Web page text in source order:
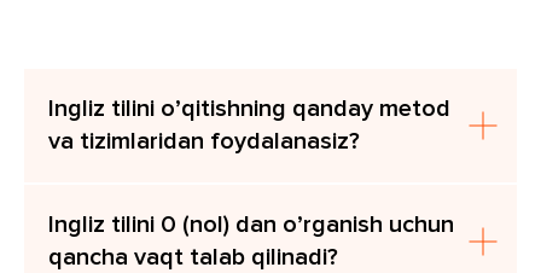
+998
Ingliz tilini o’qitishning qanday metod
va tizimlaridan foydalanasiz?
Ingliz tilini 0 (nol) dan o’rganish uchun
qancha vaqt talab qilinadi?